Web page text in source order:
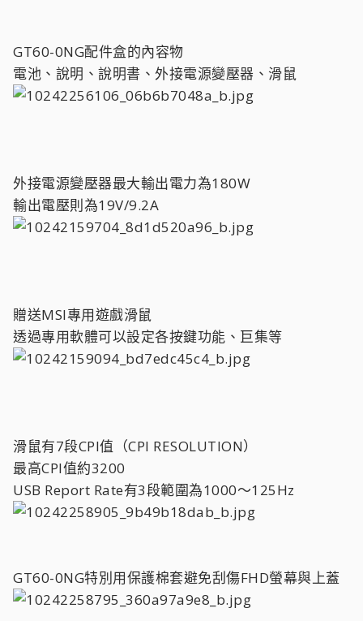
GT60-0NG配件盒的內容物
電池、說明、說明書、外接電源變壓器、滑鼠
外接電源變壓器最大輸出電力為180W
輸出電壓則為19V/9.2A
贈送MSI專用遊戲滑鼠
透過專用軟體可以設定各按鍵功能、巨集等
滑鼠有7段CPI值（CPI RESOLUTION）
最高CPI值約3200
USB Report Rate有3段範圍為1000～125Hz
GT60-0NG特別用保護棉套避免刮傷FHD螢幕與上蓋